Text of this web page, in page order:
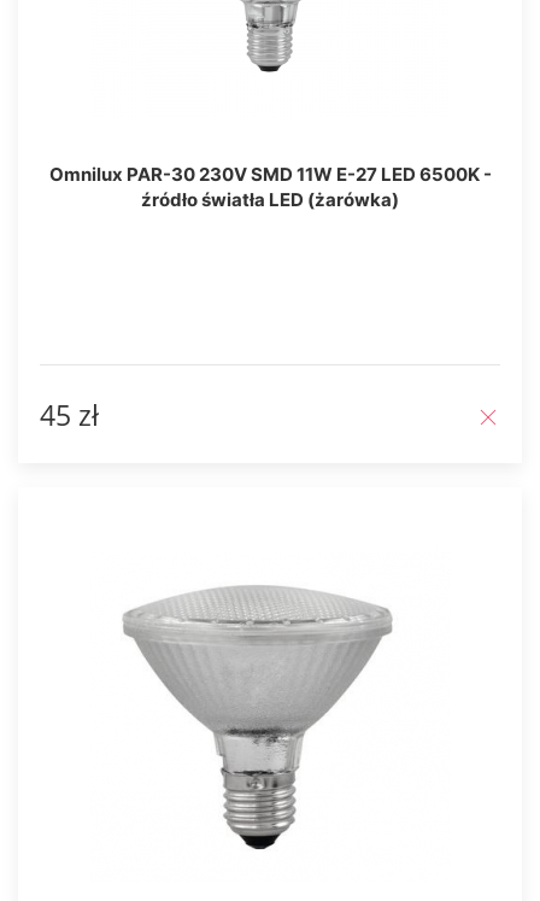
Omnilux PAR-30 230V SMD 11W E-27 LED 6500K -
źródło światła LED (żarówka)
45 zł